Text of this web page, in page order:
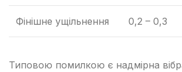
Фінішне ущільнення 0,2 – 0,3
Типовою помилкою є надмірна